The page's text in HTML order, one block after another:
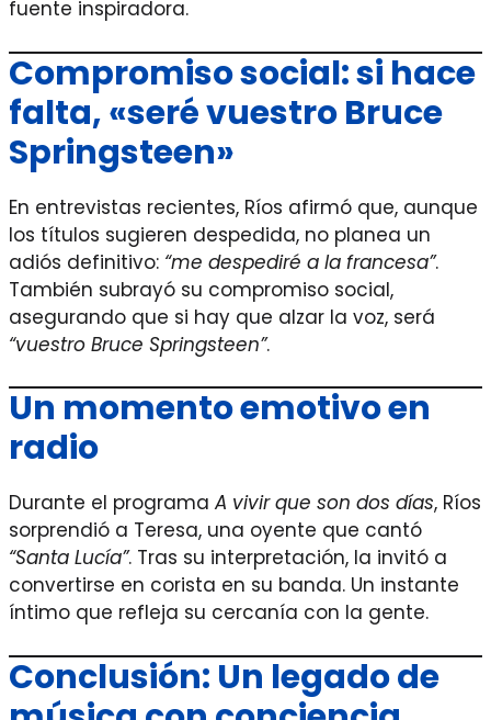
fuente inspiradora.
Compromiso social: si hace
falta, «seré vuestro Bruce
Springsteen»
En entrevistas recientes, Ríos afirmó que, aunque
los títulos sugieren despedida, no planea un
adiós definitivo: “me despediré a la francesa”.
También subrayó su compromiso social,
asegurando que si hay que alzar la voz, será
“vuestro Bruce Springsteen”.
Un momento emotivo en
radio
Durante el programa A vivir que son dos días, Ríos
sorprendió a Teresa, una oyente que cantó
“Santa Lucía”. Tras su interpretación, la invitó a
convertirse en corista en su banda. Un instante
íntimo que refleja su cercanía con la gente.
Conclusión: Un legado de